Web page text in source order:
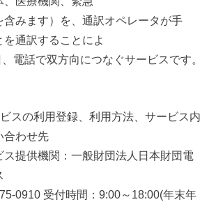
含みます）を、通訳オペレータが手
通訳することによ
電話で双方向につなぐサービスです。
スの利用登録、利用方法、サービス内
合わせ先
ス提供機関：一般財団法人日本財団電
0910 受付時間：9:00～18:00(年末年